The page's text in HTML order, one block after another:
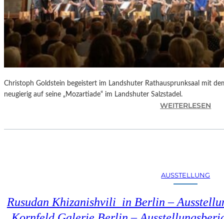
Christoph Goldstein begeistert im Landshuter Rathausprunksaal mit
neugierig auf seine „Mozartiade“ im Landshuter Salzstadel.
WEITERLESEN
H
H
G
AUSSTELLUNG
Rusudan Khizanishvili in Berlin –